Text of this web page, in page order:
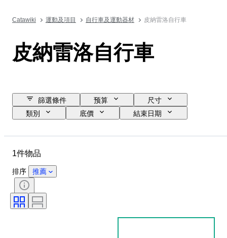
Catawiki 運動及項目 自行車及運動器材 皮納雷洛自行車
皮納雷洛自行車
篩選條件 预算
尺寸
類別
底價
結束日期
時期
1件物品
排序 推薦